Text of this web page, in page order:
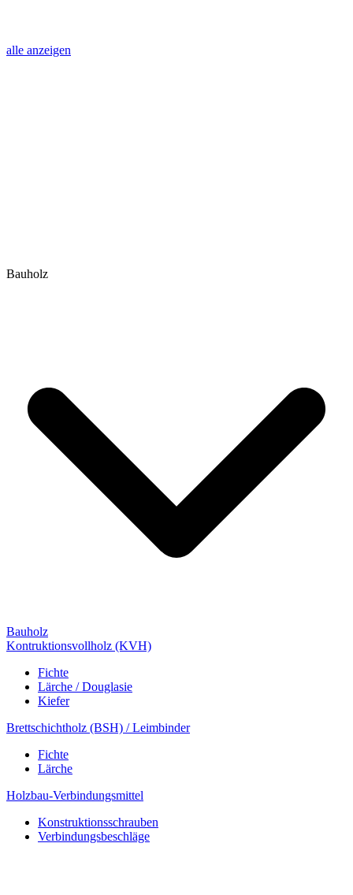
alle anzeigen
Bauholz
Bauholz
Kontruktionsvollholz (KVH)
Fichte
Lärche / Douglasie
Kiefer
Brettschichtholz (BSH) / Leimbinder
Fichte
Lärche
Holzbau-Verbindungsmittel
Konstruktionsschrauben
Verbindungsbeschläge